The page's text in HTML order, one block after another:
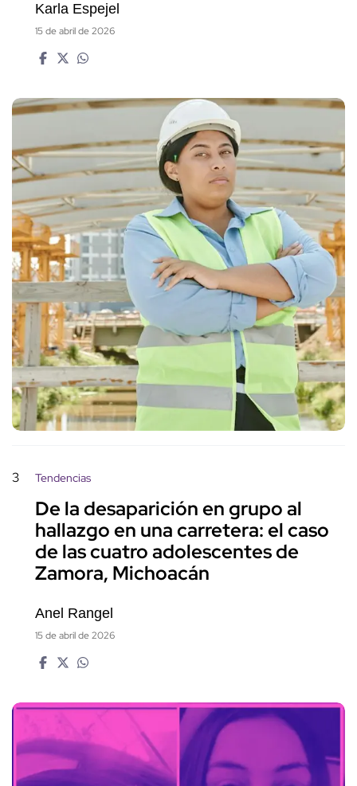
Karla Espejel
15 de abril de 2026
3 Tendencias
De la desaparición en grupo al
hallazgo en una carretera: el caso
de las cuatro adolescentes de
Zamora, Michoacán
Anel Rangel
15 de abril de 2026